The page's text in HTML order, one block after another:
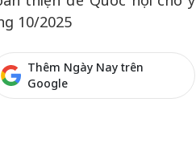
10/2025
Thêm Ngày Nay trên
Google